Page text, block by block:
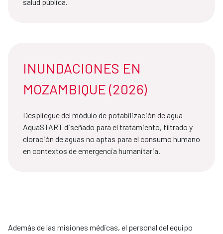
INUNDACIONES EN
MOZAMBIQUE (2026)
Despliegue del módulo de potabilización de agua
AquaSTART diseñado para el tratamiento, filtrado y
cloración de aguas no aptas para el consumo humano
en contextos de emergencia humanitaria.
Además de las misiones médicas, el personal del equipo